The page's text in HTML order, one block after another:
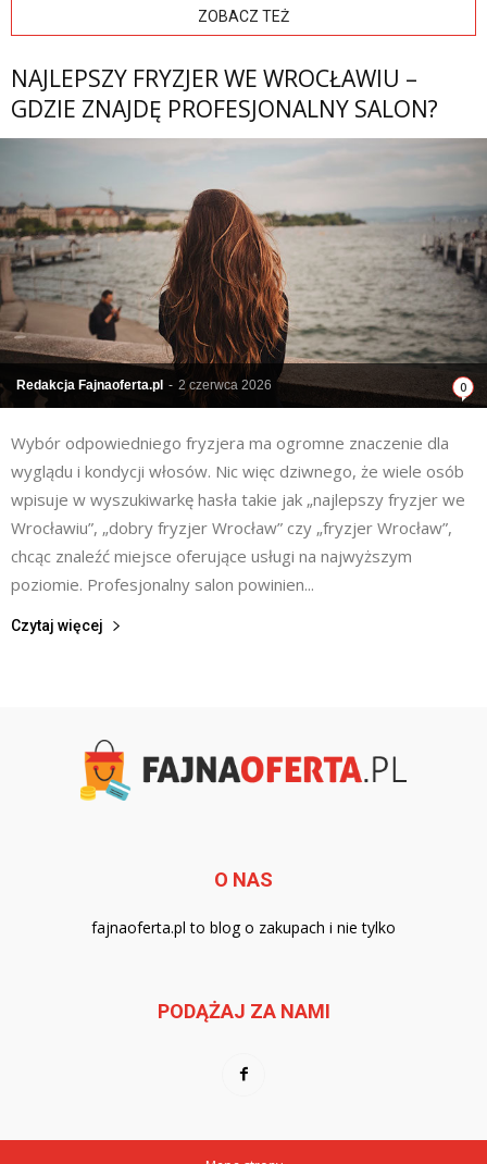
ZOBACZ TEŻ
NAJLEPSZY FRYZJER WE WROCŁAWIU –
GDZIE ZNAJDĘ PROFESJONALNY SALON?
Redakcja Fajnaoferta.pl - 2 czerwca 2026 0
Wybór odpowiedniego fryzjera ma ogromne znaczenie dla
wyglądu i kondycji włosów. Nic więc dziwnego, że wiele osób
wpisuje w wyszukiwarkę hasła takie jak „najlepszy fryzjer we
Wrocławiu”, „dobry fryzjer Wrocław” czy „fryzjer Wrocław”,
chcąc znaleźć miejsce oferujące usługi na najwyższym
poziomie. Profesjonalny salon powinien...
Czytaj więcej
O NAS
fajnaoferta.pl to blog o zakupach i nie tylko
PODĄŻAJ ZA NAMI